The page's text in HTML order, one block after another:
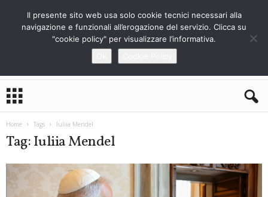
S
Home Tags Iuliia Mendel
Tag: Iuliia Mendel
Il presente sito web usa solo cookie tecnici necessari alla
navigazione e funzionali all’erogazione del servizio. Clicca su
"cookie policy" per visualizzare l’informativa.